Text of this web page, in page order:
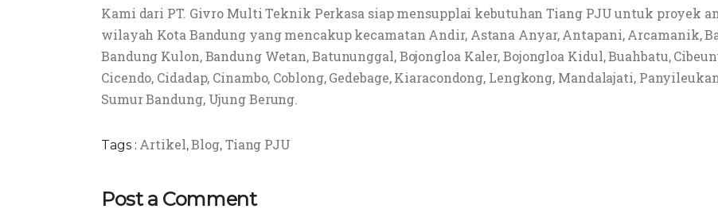
Kami dari PT. Givro Multi Teknik Perkasa siap mensupplai kebutuhan Tiang PJU untuk proyek
wilayah Kota Bandung yang mencakup kecamatan Andir, Astana Anyar, Antapani, Arcamanik,
Bandung Kulon, Bandung Wetan, Batununggal, Bojongloa Kaler, Bojongloa Kidul, Buahbatu,
Cicendo, Cidadap, Cinambo, Coblong, Gedebage, Kiaracondong, Lengkong, Mandalajati,
Sumur Bandung, Ujung Berung.
Tags : Artikel,Blog, Tiang PJU
Post a Comment